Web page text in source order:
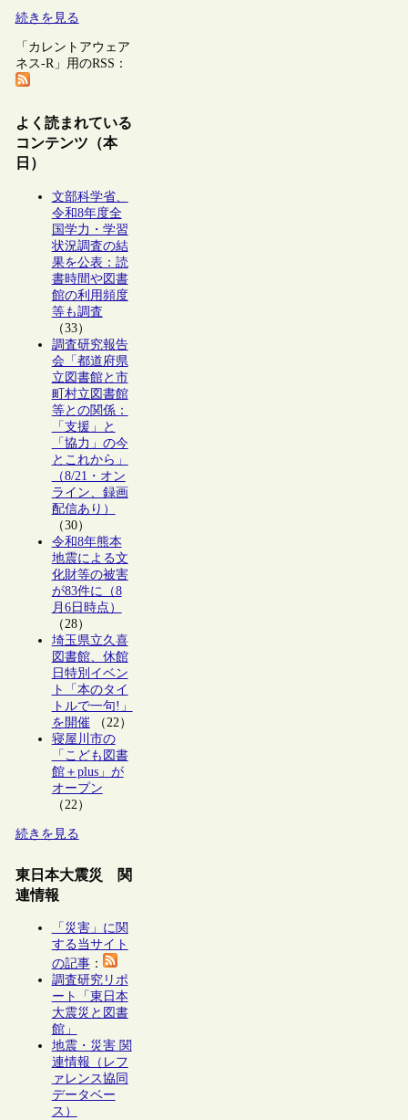
続きを見る
「カレントアウェア
ネス-R」用のRSS：
よく読まれている
コンテンツ（本
日）
文部科学省、
令和8年度全
国学力・学習
状況調査の結
果を公表：読
書時間や図書
館の利用頻度
等も調査
（33）
調査研究報告
会「都道府県
立図書館と市
町村立図書館
等との関係：
「支援」と
「協力」の今
とこれから」
（8/21・オン
ライン、録画
配信あり）
（30）
令和8年熊本
地震による文
化財等の被害
が83件に（8
月6日時点）
（28）
埼玉県立久喜
図書館、休館
日特別イベン
ト「本のタイ
トルで一句!」
を開催（22）
寝屋川市の
「こども図書
館＋plus」が
オープン
（22）
続きを見る
東日本大震災 関
連情報
「災害」に関
する当サイト
の記事：
調査研究リポ
ート「東日本
大震災と図書
館」
地震・災害 関
連情報（レフ
ァレンス協同
データベー
ス）